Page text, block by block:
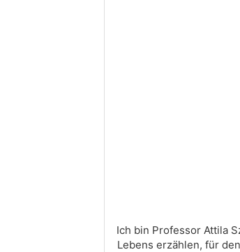
Ich bin Professor Attila
Lebens erzählen, für